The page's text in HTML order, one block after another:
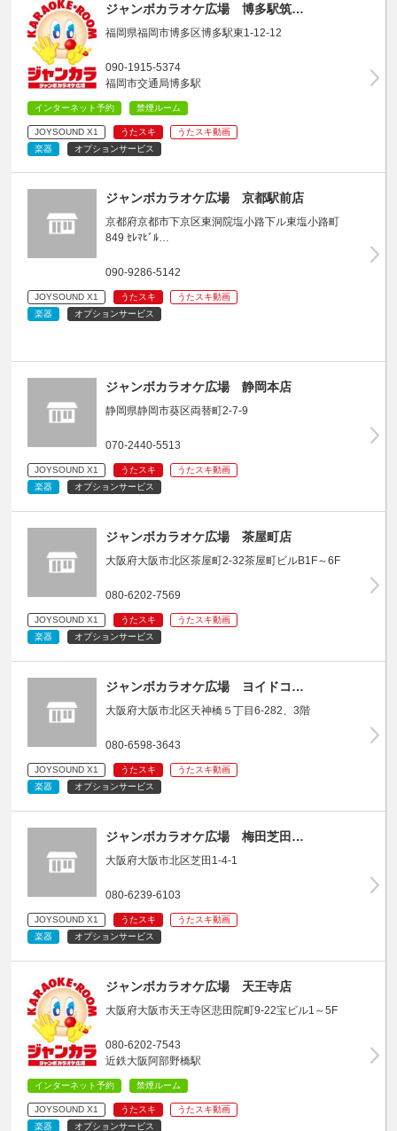
ジャンボカラオケ広場 博多駅筑…
福岡県福岡市博多区博多駅東1-12-12
090-1915-5374
福岡市交通局博多駅
インターネット予約 禁煙ルーム
JOYSOUND X1 うたスキ
うたスキ動画
楽器
オプションサービス
ジャンボカラオケ広場 京都駅前店
京都府京都市下京区東洞院塩小路下ル東塩小路町
849 ｾﾚﾏﾋﾞﾙ…
090-9286-5142
JOYSOUND X1 うたスキ
うたスキ動画
楽器
オプションサービス
ジャンボカラオケ広場 静岡本店
静岡県静岡市葵区両替町2-7-9
070-2440-5513
JOYSOUND X1 うたスキ
うたスキ動画
楽器
オプションサービス
ジャンボカラオケ広場 茶屋町店
大阪府大阪市北区茶屋町2-32茶屋町ビルB1F～6F
080-6202-7569
JOYSOUND X1 うたスキ
うたスキ動画
楽器
オプションサービス
ジャンボカラオケ広場 ヨイドコ…
大阪府大阪市北区天神橋５丁目6-282、3階
080-6598-3643
JOYSOUND X1 うたスキ
うたスキ動画
楽器
オプションサービス
ジャンボカラオケ広場 梅田芝田…
大阪府大阪市北区芝田1-4-1
080-6239-6103
JOYSOUND X1 うたスキ
うたスキ動画
楽器
オプションサービス
ジャンボカラオケ広場 天王寺店
大阪府大阪市天王寺区悲田院町9-22宝ビル1～5F
080-6202-7543
近鉄大阪阿部野橋駅
インターネット予約 禁煙ルーム
JOYSOUND X1 うたスキ
うたスキ動画
楽器
オプションサービス